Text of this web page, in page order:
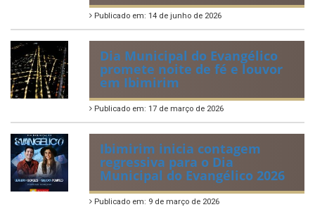
Publicado em: 14 de junho de 2026
Dia Municipal do Evangélico
promete noite de fé e louvor
em Ibimirim
Publicado em: 17 de março de 2026
Ibimirim inicia contagem
regressiva para o Dia
Municipal do Evangélico 2026
Publicado em: 9 de março de 2026